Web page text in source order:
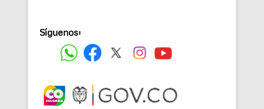
Síguenos: